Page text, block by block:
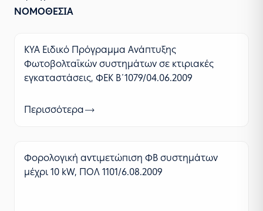
ΝΟΜΟΘΕΣΙΑ
ΚΥΑ Ειδικό Πρόγραμμα Ανάπτυξης
Φωτοβολταϊκών συστημάτων σε κτιριακές
εγκαταστάσεις, ΦΕΚ Β΄1079/04.06.2009
Περισσότερα
Φορολογική αντιμετώπιση ΦΒ συστημάτων
μέχρι 10 kW, ΠΟΛ 1101/6.08.2009